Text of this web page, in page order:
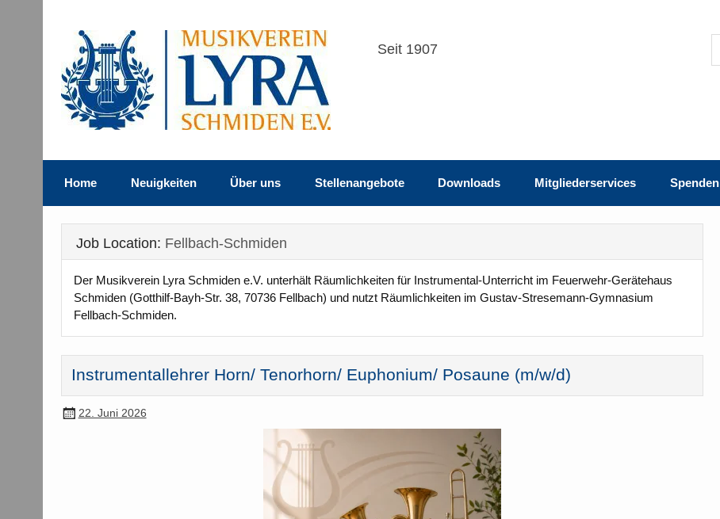
Musikverein Lyra Schmiden e.V.
Seit 1907
Home Neuigkeiten Über uns Stellenangebote Downloads Mitgliederservices Spenden
Job Location: Fellbach-Schmiden
Der Musikverein Lyra Schmiden e.V. unterhält Räumlichkeiten für Instrumental-Unterricht im Feuerwehr-Gerätehaus
Schmiden (Gotthilf-Bayh-Str. 38, 70736 Fellbach) und nutzt Räumlichkeiten im Gustav-Stresemann-Gymnasium
Fellbach-Schmiden.
Instrumentallehrer Horn/ Tenorhorn/ Euphonium/ Posaune (m/w/d)
22. Juni 2026